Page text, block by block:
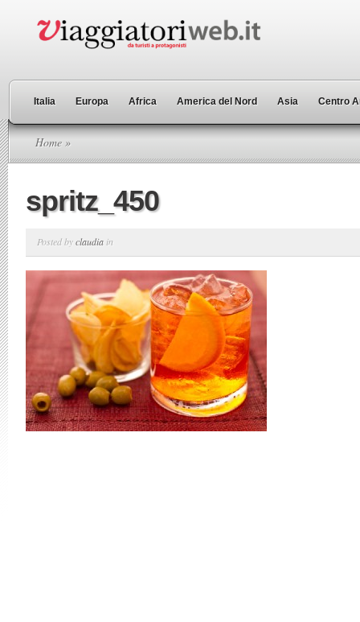
Italia Europa Africa America del Nord Asia Centro
Home »
spritz_450
Posted byclaudia in